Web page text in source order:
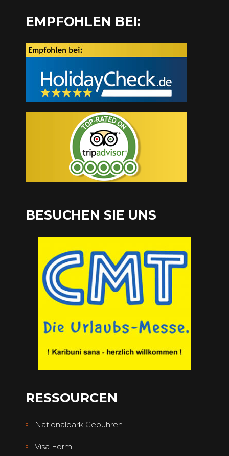
EMPFOHLEN BEI:
BESUCHEN SIE UNS
RESSOURCEN
Nationalpark Gebühren
Visa Form